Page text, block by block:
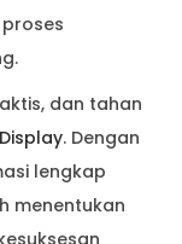
dan tahan
. Dengan
lengkap
menentukan